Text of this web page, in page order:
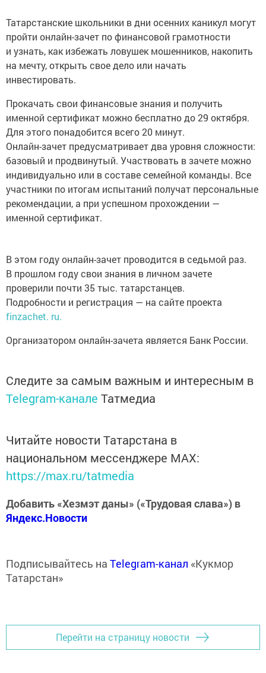
Татарстанские школьники в дни осенних каникул могут
пройти онлайн-зачет по финансовой грамотности
и узнать, как избежать ловушек мошенников, накопить
на мечту, открыть свое дело или начать
инвестировать.
Прокачать свои финансовые знания и получить
именной сертификат можно бесплатно до 29 октября.
Для этого понадобится всего 20 минут.
Онлайн-зачет предусматривает два уровня сложности:
базовый и продвинутый. Участвовать в зачете можно
индивидуально или в составе семейной команды. Все
участники по итогам испытаний получат персональные
рекомендации, а при успешном прохождении —
именной сертификат.
В этом году онлайн-зачет проводится в седьмой раз.
В прошлом году свои знания в личном зачете
проверили почти 35 тыс. татарстанцев.
Подробности и регистрация — на сайте проекта
finzachet. ru.
Организатором онлайн-зачета является Банк России.
Следите за самым важным и интересным в
Telegram-канале Татмедиа
Читайте новости Татарстана в
национальном мессенджере MАХ:
https://max.ru/tatmedia
Добавить «Хезмэт даны» («Трудовая слава») в
Яндекс.Новости
Подписывайтесь на Telegram-канал «Кукмор
Татарстан»
Перейти на страницу новости